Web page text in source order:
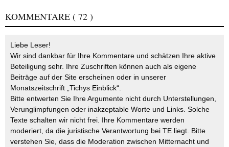
KOMMENTARE ( 72 )
Liebe Leser!
Wir sind dankbar für Ihre Kommentare und schätzen Ihre aktive
Beteiligung sehr. Ihre Zuschriften können auch als eigene
Beiträge auf der Site erscheinen oder in unserer
Monatszeitschrift „Tichys Einblick“.
Bitte entwerten Sie Ihre Argumente nicht durch Unterstellungen,
Verunglimpfungen oder inakzeptable Worte und Links. Solche
Texte schalten wir nicht frei. Ihre Kommentare werden
moderiert, da die juristische Verantwortung bei TE liegt. Bitte
verstehen Sie, dass die Moderation zwischen Mitternacht und